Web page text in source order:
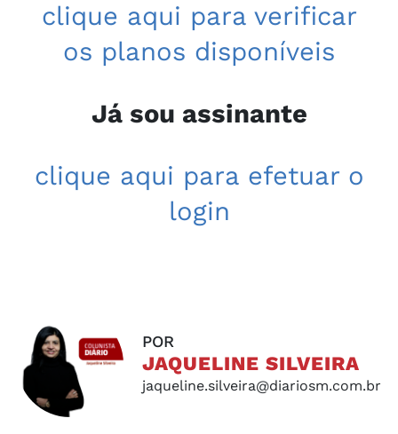
clique aqui para verificar
os planos disponíveis
Já sou assinante
clique aqui para efetuar o
login
POR
JAQUELINE SILVEIRA
jaqueline.silveira@diariosm.com.br